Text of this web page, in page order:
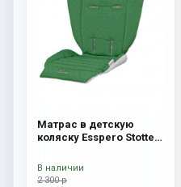
Матрас в детскую
коляску Esspero Stotte
2 300 р
В наличии